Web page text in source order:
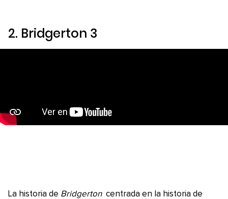
2. Bridgerton 3
La historia de Bridgerton centrada en la historia de